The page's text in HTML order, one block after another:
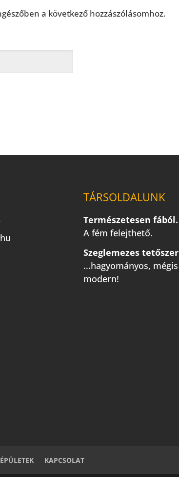
a következő hozzászólásomhoz.
TÁRSOLDALUNK
Természetesen fából.
A fém felejthető.
Szeglemezes
...hagyományos, mégis
modern!
KAPCSOLAT